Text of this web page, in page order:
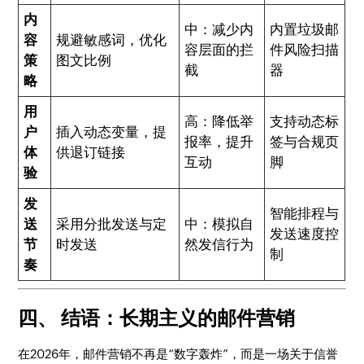
内
容
策
略
规避敏感词，优化
图文比例
中：减少内
容层面的拦
截
内置垃圾邮
件风险扫描
器
用
户
体
验
插入动态变量，提
供退订链接
高：降低举
报率，提升
互动
支持动态标
签与合规页
脚
发
送
节
奏
采用分批发送与定
时发送
中：模拟自
然发信行为
智能排程与
发送速度控
制
四、 结语：长期主义的邮件营销
在2026年，邮件营销不再是“数字轰炸”，而是一场关于信誉